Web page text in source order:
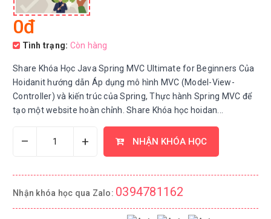
0đ
Tình trạng: Còn hàng
Share Khóa Học Java Spring MVC Ultimate for Beginners Của
Hoidanit hướng dẫn Áp dụng mô hình MVC (Model-View-
Controller) và kiến trúc của Spring, Thực hành Spring MVC để
tạo một website hoàn chỉnh. Share Khóa học hoidan...
– + NHẬN KHÓA HỌC
Nhận khóa học qua Zalo: 0394781162